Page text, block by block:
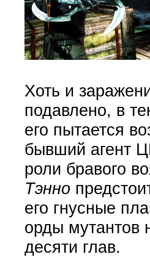
Хоть и
подавлено, в
его пытается
бывший агент
роли бравого
Тэнно
его гнусные
орды мутантов
десяти глав.